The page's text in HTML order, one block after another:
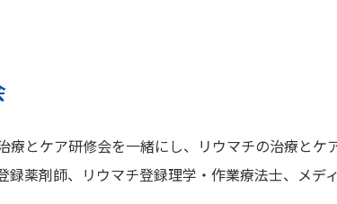
とケア研修会を一緒にし、リウマチの治療と
薬剤師、リウマチ登録理学・作業療法士、メ